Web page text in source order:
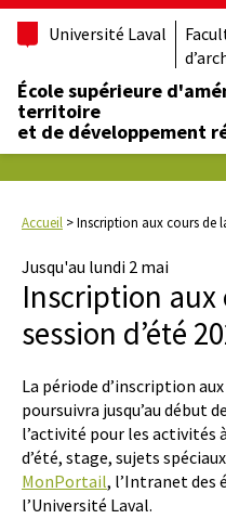
Université Laval
École supérieure
territoire
et de développement
Accueil >Inscription aux cours de
Jusqu'au lundi 2 mai
Inscription aux
session d’été
La période d’inscription
poursuivra jusqu’au début
l’activité pour les activités
d’été, stage, sujets
MonPortail, l’Intranet des
l’Université Laval.